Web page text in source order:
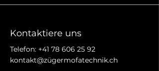
Kontaktiere uns
Telefon: +41 78 606 25 92
kontakt@zügermofatechnik.ch